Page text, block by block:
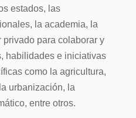
estados, las
la academia, la
para colaborar y
habilidades e iniciativas
como la agricultura,
urbanización, la
entre otros.